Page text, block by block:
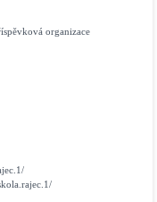
organizace